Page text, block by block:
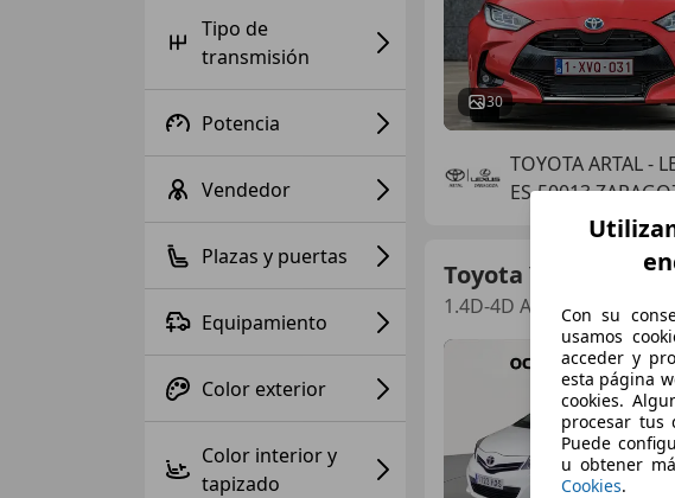
Tipo de
transmisión
Potencia
Vendedor
Plazas y puertas
Equipamiento
Color exterior
Color interior y
tapizado
30
TOYOTA ARTAL -
ES-50013
Toyota Yaris
1.4D-4D ActiveCon su
usamos
acceder y
esta página
cookies.
procesar tus
Puede
u obtener
Cookies.